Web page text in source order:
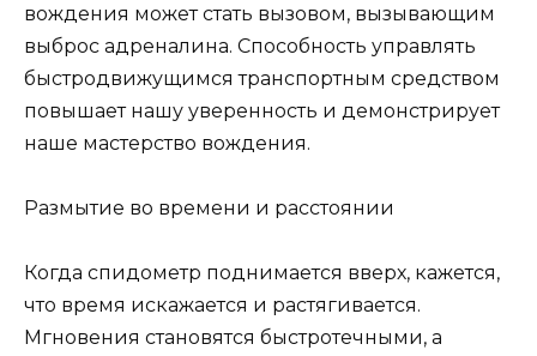
вождения может стать вызовом, вызывающим
выброс адреналина. Способность управлять
быстродвижущимся транспортным средством
повышает нашу уверенность и демонстрирует
наше мастерство вождения.
Размытие во времени и расстоянии
Когда спидометр поднимается вверх, кажется,
что время искажается и растягивается.
Мгновения становятся быстротечными, а